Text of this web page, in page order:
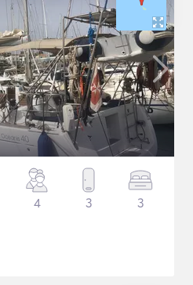
4 3 3